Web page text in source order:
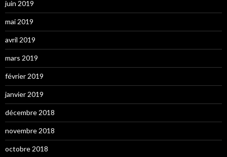
juin 2019
mai 2019
avril 2019
mars 2019
février 2019
janvier 2019
décembre 2018
novembre 2018
octobre 2018